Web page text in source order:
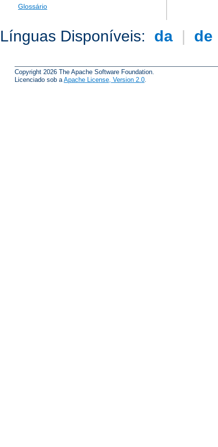
Glossário
Línguas Disponíveis: da | de
Copyright 2026 The Apache Software Foundation.
Licenciado sob a Apache License, Version 2.0